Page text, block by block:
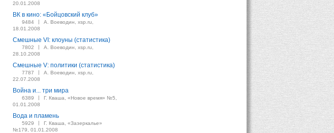
20.01.2008
ВК в кино: «Бойцовский клуб»
9484 |
А. Воеводин, xsp.ru,
18.01.2008
Смешные VI: клоуны (статистика)
7802 |
А. Воеводин, xsp.ru,
28.10.2008
Смешные V: политики (статистика)
7787 |
А. Воеводин, xsp.ru,
22.07.2008
Война и... три мира
6389 |
Г. Кваша, «Новое время» №5,
01.01.2008
Вода и пламень
5929 |
Г. Кваша, «Зазеркалье»
№179, 01.01.2008